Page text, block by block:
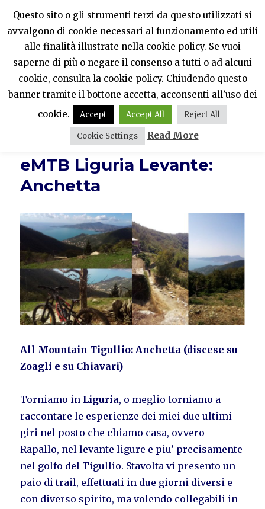
PercheNONEssereNormali?
MENU
eMTB Liguria Levante:
Anchetta
All Mountain Tigullio: Anchetta (discese su
Zoagli e su Chiavari)
Torniamo in Liguria, o meglio torniamo a
raccontare le esperienze dei miei due ultimi
giri nel posto che chiamo casa, ovvero
Rapallo, nel levante ligure e piu’ precisamente
nel golfo del Tigullio. Stavolta vi presento un
paio di trail, effettuati in due giorni diversi e
con diverso spirito, ma volendo collegabili in
Questo sito o gli strumenti terzi da questo utilizzati si
avvalgono di cookie necessari al funzionamento ed utili
alle finalità illustrate nella cookie policy. Se vuoi
saperne di più o negare il consenso a tutti o ad alcuni
cookie, consulta la cookie policy. Chiudendo questo
banner tramite il bottone accetta, acconsenti all’uso dei
cookie.
Accept Accept All Reject All
Cookie Settings Read More